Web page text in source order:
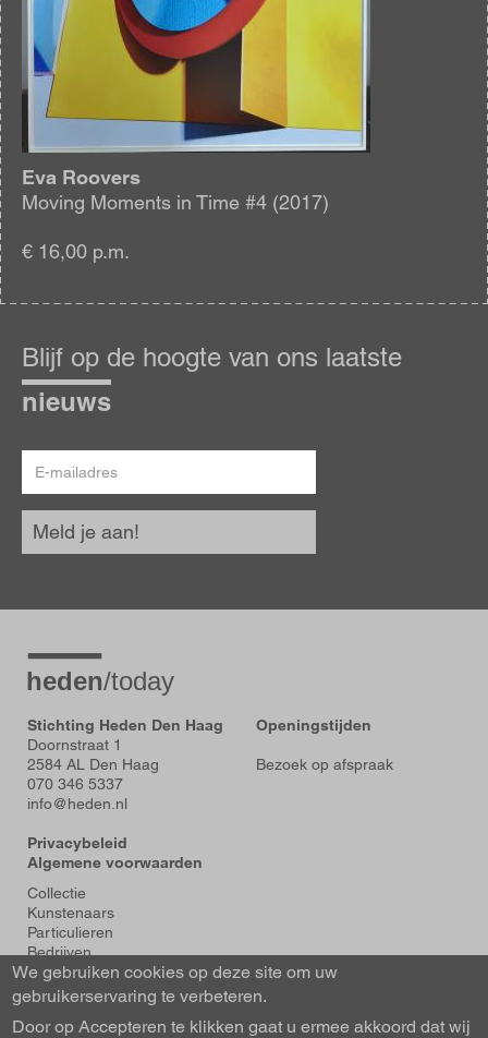
Eva Roovers
Moving Moments in Time #4 (2017)
€ 16,00 p.m.
op
de
hoogte
Blijf op de hoogte van ons laatste
nieuws
mailadres
Meld je aan!
Stichting Heden Den Haag
Doornstraat 1
2584 AL Den Haag
070 346 5337
info@heden.nl
Privacybeleid
Algemene voorwaarden
Openingstijden
Bezoek op afspraak
Voet
Collectie
Kunstenaars
Particulieren
Bedrijven
Tentoonstellingen
Actueel
About us
We gebruiken cookies op deze site om uw
gebruikerservaring te verbeteren.
Door op Accepteren te klikken gaat u ermee akkoord dat wij